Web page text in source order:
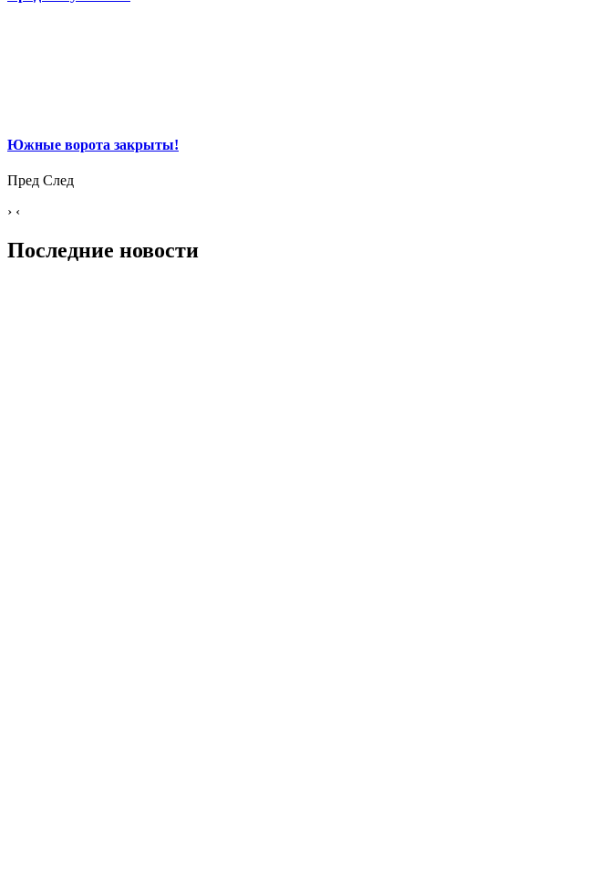
Южные ворота закрыты!
Пред След
› ‹
Последние новости